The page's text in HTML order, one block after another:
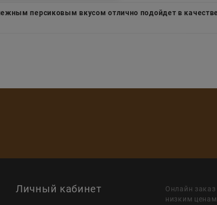
персиковым вкусом отлично подойдет в качестве
Личный кабинет
Онлайн
низким